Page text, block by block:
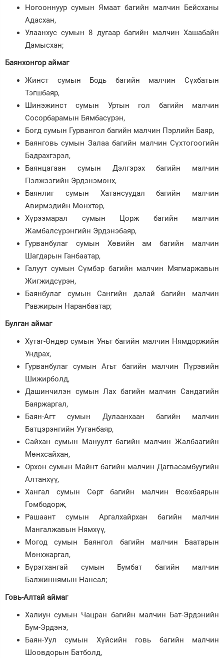
Ногооннуур сумын Ямаат багийн малчин Бейсханы
Адасхан,
Улаанхус сумын 8 дугаар багийн малчин Хашабайн
Дамысхан;
Баянхонгор аймаг
Жинст сумын Бодь багийн малчин Сүхбатын
Тэгшбаяр,
Шинэжинст сумын Уртын гол багийн малчин
Сосорбарамын Бямбасүрэн,
Богд сумын Гурвангол багийн малчин Пэрлийн Баяр,
Баянговь сумын Залаа багийн малчин Сүхтогоогийн
Бадрахгэрэл,
Баянцагаан сумын Дэлгэрэх багийн малчин
Пэлжээгийн Эрдэнэмөнх,
Баянлиг сумын Хатансуудал багийн малчин
Авирмэдийн Мөнхтөр,
Хүрээмарал сумын Цорж багийн малчин
Жамбалсүрэнгийн Эрдэнэбаяр,
Гурванбулаг сумын Хөвийн ам багийн малчин
Шагдарын Ганбаатар,
Галуут сумын Сүмбэр багийн малчин Мягмаржавын
Жигжидсүрэн,
Баянбулаг сумын Сангийн далай багийн малчин
Равжирын Наранбаатар;
Булган аймаг
Хутаг-Өндөр сумын Уньт багийн малчин Нямдоржийн
Ундрах,
Гурванбулаг сумын Агьт багийн малчин Пүрэвийн
Шижирболд,
Дашинчилэн сумын Лах багийн малчин Сандагийн
Баяржаргал,
Баян-Агт сумын Дулаанхаан багийн малчин
Батцэрэнгийн Ууганбаяр,
Сайхан сумын Мануулт багийн малчин Жалбаагийн
Мөнхсайхан,
Орхон сумын Майнт багийн малчин Дагвасамбуугийн
Алтанхүү,
Хангал сумын Сөрт багийн малчин Өсөхбаярын
Гомбодорж,
Рашаант сумын Аргалхайрхан багийн малчин
Мангалжавын Нямхүү,
Могод сумын Баянгол багийн малчин Баатарын
Мөнхжаргал,
Бүрэгхангай сумын Бумбат багийн малчин
Балжиннямын Нансал;
Говь-Алтай аймаг
Халиун сумын Чацран багийн малчин Бат-Эрдэнийн
Бум-Эрдэнэ,
Баян-Уул сумын Хүйсийн говь багийн малчин
Шоовдорын Батболд,